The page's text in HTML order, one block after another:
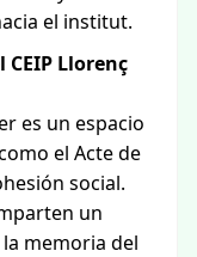
el institut.
Llorenç
es un espacio
el Acte de
social.
un
memoria del